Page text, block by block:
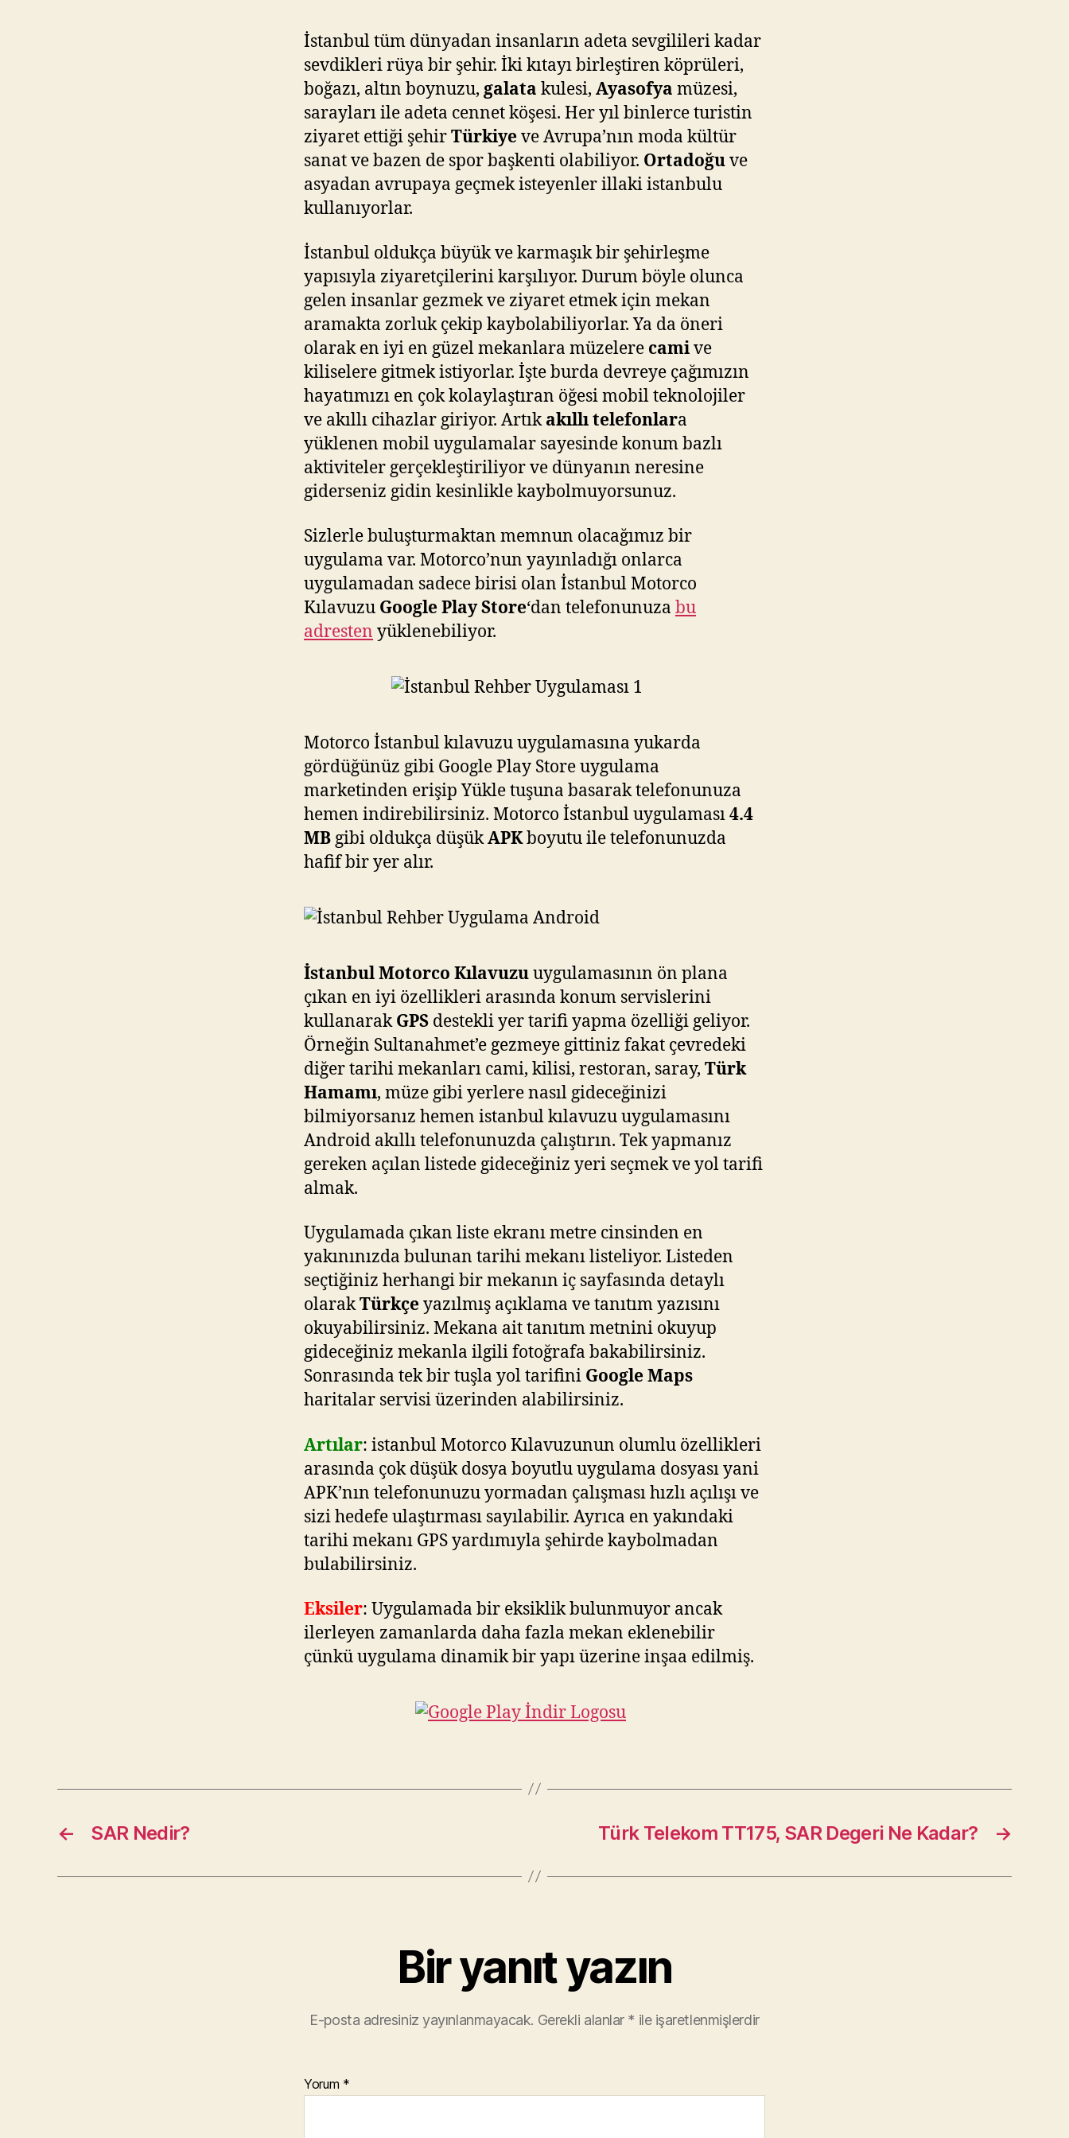
İstanbul tüm dünyadan insanların adeta sevgilileri kadar
sevdikleri rüya bir şehir. İki kıtayı birleştiren köprüleri,
boğazı, altın boynuzu, galata kulesi, Ayasofya müzesi,
sarayları ile adeta cennet köşesi. Her yıl binlerce turistin
ziyaret ettiği şehirTürkiyeve Avrupa’nın moda kültür
sanat ve bazen de spor başkenti olabiliyor. Ortadoğuve
asyadan avrupaya geçmek isteyenler illaki istanbulu
kullanıyorlar.
İstanbul oldukça büyük ve karmaşık bir şehirleşme
yapısıyla ziyaretçilerini karşılıyor. Durum böyle olunca
gelen insanlar gezmek ve ziyaret etmek için mekan
aramakta zorluk çekip kaybolabiliyorlar. Ya da öneri
olarak en iyi en güzel mekanlara müzelere camive
kiliselere gitmek istiyorlar. İşte burda devreye çağımızın
hayatımızı en çok kolaylaştıran öğesi mobil teknolojiler
ve akıllı cihazlar giriyor. Artıkakıllı telefonlara
yüklenen mobil uygulamalar sayesinde konum bazlı
aktiviteler gerçekleştiriliyor ve dünyanın neresine
giderseniz gidin kesinlikle kaybolmuyorsunuz.
Sizlerle buluşturmaktan memnun olacağımız bir
uygulama var. Motorco’nun yayınladığı onlarca
uygulamadan sadece birisi olan İstanbul Motorco
Kılavuzu Google Play Store‘dan telefonunuza bu
adresten yüklenebiliyor.
Motorco İstanbul kılavuzu uygulamasına yukarda
gördüğünüz gibi Google Play Store uygulama
marketinden erişip Yükle tuşuna basarak telefonunuza
hemen indirebilirsiniz. Motorco İstanbul uygulaması4.4
MB gibi oldukça düşükAPKboyutu ile telefonunuzda
hafif bir yer alır.
İstanbul Motorco Kılavuzuuygulamasının ön plana
çıkan en iyi özellikleri arasında konum servislerini
kullanarakGPS destekli yer tarifi yapma özelliği geliyor.
Örneğin Sultanahmet’e gezmeye gittiniz fakat çevredeki
diğer tarihi mekanları cami, kilisi, restoran, saray, Türk
Hamamı, müze gibi yerlere nasıl gideceğinizi
bilmiyorsanız hemen istanbul kılavuzu uygulamasını
Android akıllı telefonunuzda çalıştırın. Tek yapmanız
gereken açılan listede gideceğiniz yeri seçmek ve yol tarifi
almak.
Uygulamada çıkan liste ekranı metre cinsinden en
yakınınızda bulunan tarihi mekanı listeliyor. Listeden
seçtiğiniz herhangi bir mekanın iç sayfasında detaylı
olarakTürkçeyazılmış açıklama ve tanıtım yazısını
okuyabilirsiniz. Mekana ait tanıtım metnini okuyup
gideceğiniz mekanla ilgili fotoğrafa bakabilirsiniz.
Sonrasında tek bir tuşla yol tarifini Google Maps
haritalar servisi üzerinden alabilirsiniz.
Artılar: istanbul Motorco Kılavuzunun olumlu özellikleri
arasında çok düşük dosya boyutlu uygulama dosyası yani
APK’nın telefonunuzu yormadan çalışması hızlı açılışı ve
sizi hedefe ulaştırması sayılabilir. Ayrıca en yakındaki
tarihi mekanı GPS yardımıyla şehirde kaybolmadan
bulabilirsiniz.
Eksiler: Uygulamada bir eksiklik bulunmuyor ancak
ilerleyen zamanlarda daha fazla mekan eklenebilir
çünkü uygulama dinamik bir yapı üzerine inşaa edilmiş.
← SAR Nedir? →
Türk Telekom TT175, SAR Degeri Ne Kadar?
Bir yanıt yazın
E-posta adresiniz yayınlanmayacak. Gerekli alanlar * ile işaretlenmişlerdir
Yorum *